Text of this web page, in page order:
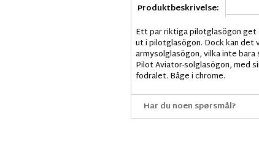
Produktbeskrivelse:
Ett par riktiga pilotglasögon
ut i pilotglasögon. Dock kan
armysolglasögon, vilka inte
Pilot Aviator-solglasögon, med
fodralet. Båge i chrome.
Har du noen spørsmål?